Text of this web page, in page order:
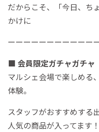
だからこそ、「今日、ち
かけに
ーーーーーーーーーーー
■ 会員限定ガチャガチャ
マルシェ会場で楽しめる
体験。
スタッフがおすすめする
人気の商品が入ってます！